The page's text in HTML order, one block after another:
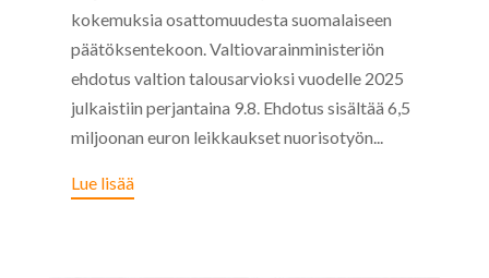
kokemuksia osattomuudesta suomalaiseen
päätöksentekoon. Valtiovarainministeriön
ehdotus valtion talousarvioksi vuodelle 2025
julkaistiin perjantaina 9.8. Ehdotus sisältää 6,5
miljoonan euron leikkaukset nuorisotyön...
Lue lisää